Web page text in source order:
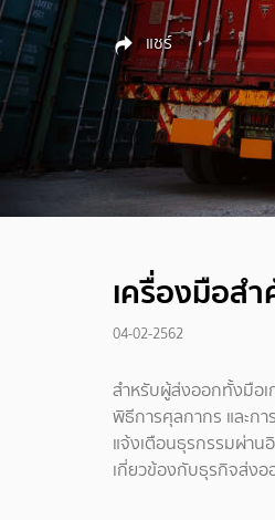
แชร์
เครื่องมือส
04-02-2562
สำหรับผู้ส่งออกทั้งมือเ
พิธีการศุลกากร และกา
แจ้งเตือนธุรกรรมผ่าน
เกี่ยวข้องกับธุรกิจส่งอ